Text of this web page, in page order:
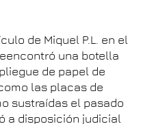
de Miquel P.L. en el
una botella
de papel de
las placas de
sustraídas el pasado
a disposición judicial